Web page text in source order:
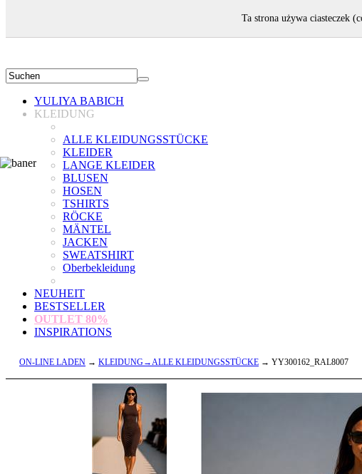
YULIYA BABICH
KLEIDUNG
ALLE KLEIDUNGSSTÜCKE
KLEIDER
LANGE KLEIDER
BLUSEN
HOSEN
TSHIRTS
RÖCKE
MÄNTEL
JACKEN
SWEATSHIRT
Oberbekleidung
NEUHEIT
BESTSELLER
OUTLET 80%
INSPIRATIONS
ON-LINE LADEN → KLEIDUNG→ALLE KLEIDUNGSSTÜCKE → YY300162_RAL8007
Ta strona używa ciasteczek